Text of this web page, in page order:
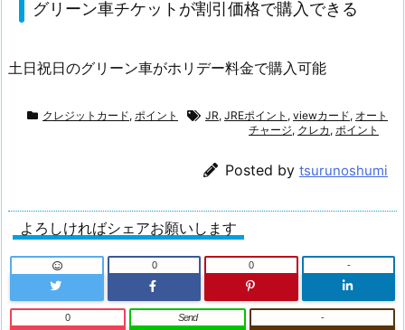
車
だ
で
が
貯
ま
る
グリーン車チケットが割引価格で購入できる
土日祝日のグリーン車がホリデー料金で購入可能
クレジットカード, ポイント JR, JREポイント , viewカード, オート
チャージ, クレカ , ポイント
Posted by tsurunoshumi
よろしければシェアお願いします
0 0 -
0 Send -